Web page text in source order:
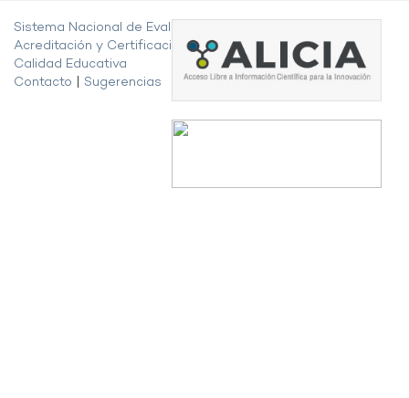
Sistema Nacional de Evaluación,
Acreditación y Certificación de la
Calidad Educativa
Contacto
Sugerencias